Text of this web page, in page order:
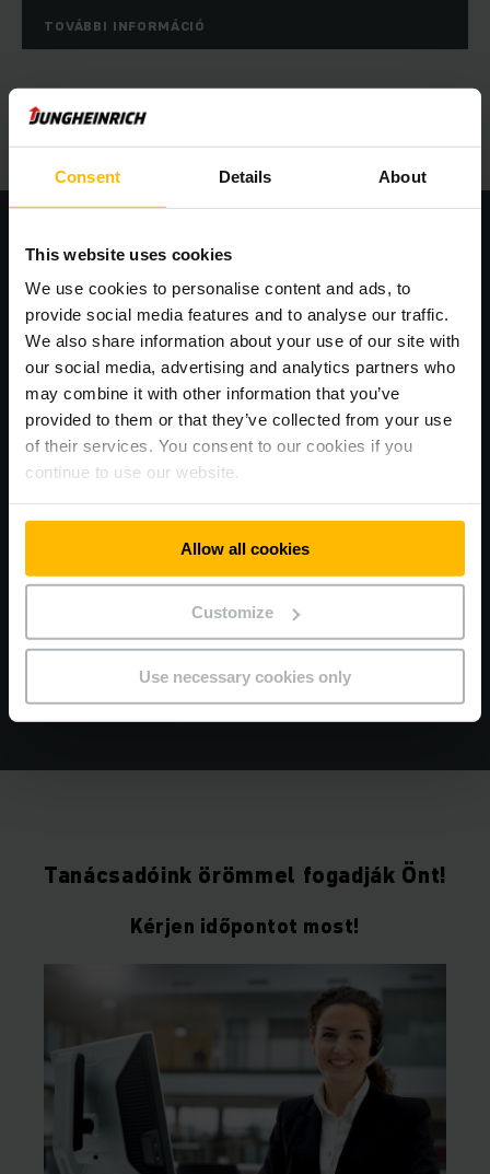
Consent Details About
This website uses cookies
We use cookies to personalise content and ads, to
provide social media features and to analyse our traffic.
We also share information about your use of our site with
our social media, advertising and analytics partners who
may combine it with other information that you’ve
provided to them or that they’ve collected from your use
of their services. You consent to our cookies if you
continue to use our website.
Allow all cookies
Customize
Use necessary cookies only
TOVÁBBI INFORMÁCIÓ
CALL4SERVICE online elérhetőség
GYORS, EGYSZERŰ ÉS OKOS
Regisztráljon most és jelentse be
szervizigényeit online!
TOVÁBBI INFORMÁCIÓ
Tanácsadóink örömmel fogadják Önt!
Kérjen időpontot most!